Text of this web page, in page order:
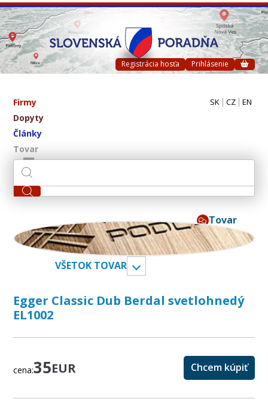
Registrácia hosťa Prihlásenie
Firmy
Dopyty
Články
Tovar
SK CZ EN
Tovar
ivpa s.r.o.
VŠETOK TOVAR
Egger Classic Dub Berdal svetlohnedý
EL1002
cena:35EUR Chcem kúpiť